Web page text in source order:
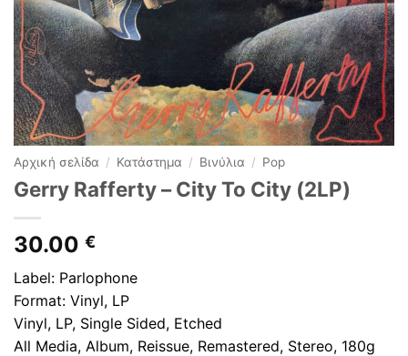
Αρχική σελίδα / Κατάστημα / Βινύλια / Pop
Gerry Rafferty – City To City (2LP)
30.00 €
Label: Parlophone
Format: Vinyl, LP
Vinyl, LP, Single Sided, Etched
All Media, Album, Reissue, Remastered, Stereo, 180g